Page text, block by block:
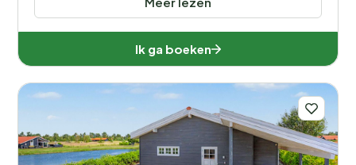
Ik ga boeken